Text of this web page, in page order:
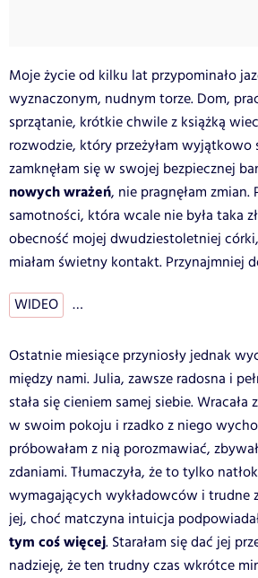
Moje życie od kilku lat przypominało
wyznaczonym, nudnym torze. Dom,
sprzątanie, krótkie chwile z książką
rozwodzie, który przeżyłam wyjątkowo
zamknęłam się w swojej bezpiecznej
nowych wrażeń, nie pragnęłam zmian.
samotności, która wcale nie była taka
obecność mojej dwudziestoletniej
miałam świetny kontakt. Przynajmniej
WIDEO …
Ostatnie miesiące przyniosły jednak
między nami. Julia, zawsze radosna i
stała się cieniem samej siebie. Wracała
w swoim pokoju i rzadko z niego
próbowałam z nią porozmawiać,
zdaniami. Tłumaczyła, że to tylko
wymagających wykładowców i trudne
jej, choć matczyna intuicja
tym coś więcej. Starałam się dać jej
nadzieję, że ten trudny czas wkrótce